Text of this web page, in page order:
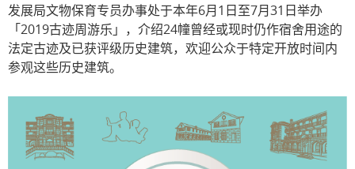
发展局文物保育专员办事处于本年6月1日至7月31日举办
「2019古迹周游乐」，介绍24幢曾经或现时仍作宿舍用途的
法定古迹及已获评级历史建筑，欢迎公众于特定开放时间内
参观这些历史建筑。